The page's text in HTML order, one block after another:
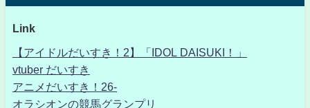
Link
【アイドルだいすき！2】「IDOL DAISUKI！」
vtuber だいすき
アニメだいすき！26-
オラシオンの競馬グランプリ